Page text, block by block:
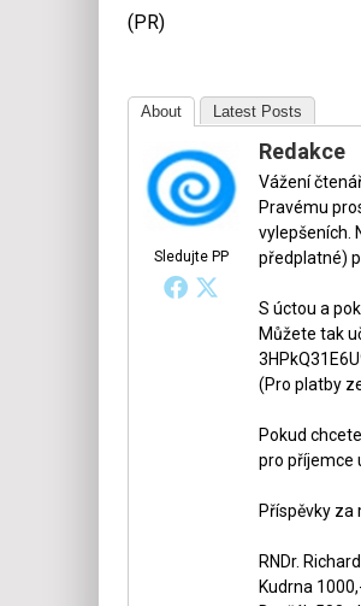
(PR)
About Latest Posts
Sledujte PP
Redakce
Vážení
Pravému
vylepšeních.
předplatné)
S úctou a
Můžete tak
(Pro platby
Pokud
pro příjemce
Příspěvky za
RNDr.
Kudrna